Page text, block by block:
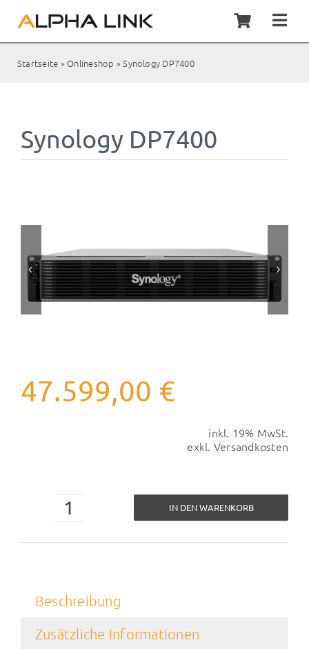
Inhalt
springen
Startseite »Onlineshop »Synology DP7400
Synology DP7400
47.599,00 €
inkl. 19% MwSt.
exkl. Versandkosten
Synology
IN DEN WARENKORB
Beschreibung
Zusätzliche Informationen